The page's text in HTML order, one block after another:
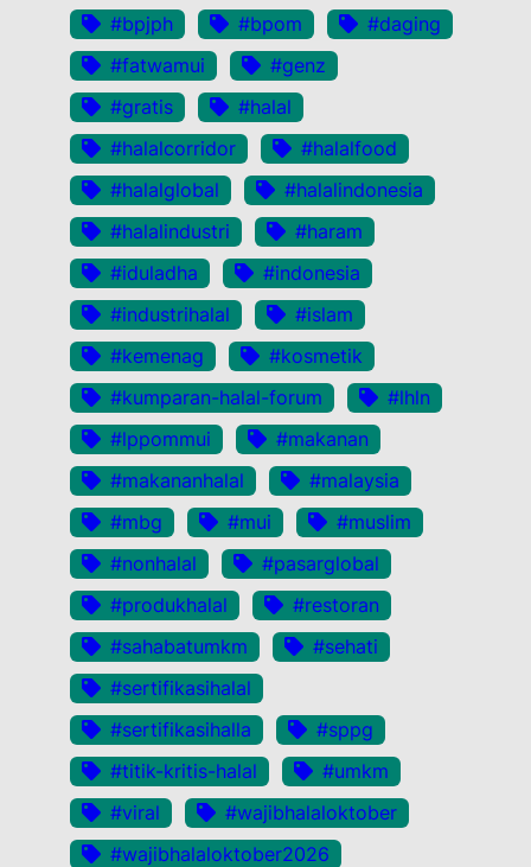
#bpjph
#bpom
#daging
#fatwamui
#genz
#gratis
#halal
#halalcorridor
#halalfood
#halalglobal
#halalindonesia
#halalindustri
#haram
#iduladha
#indonesia
#industrihalal
#islam
#kemenag
#kosmetik
#kumparan-halal-forum
#lhln
#lppommui
#makanan
#makananhalal
#malaysia
#mbg
#mui
#muslim
#nonhalal
#pasarglobal
#produkhalal
#restoran
#sahabatumkm
#sehati
#sertifikasihalal
#sertifikasihalla
#sppg
#titik-kritis-halal
#umkm
#viral
#wajibhalaloktober
#wajibhalaloktober2026